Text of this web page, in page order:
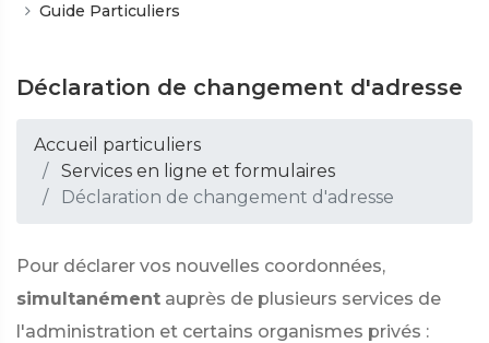
Guide Particuliers
Déclaration de changement d'adresse
Accueil particuliers
Services en ligne et formulaires
Déclaration de changement d'adresse
Pour déclarer vos nouvelles coordonnées,
simultanément auprès de plusieurs services de
l'administration et certains organismes privés :